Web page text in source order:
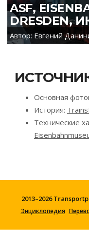
ASF,
DRESDEN,
Автор: Евгений
Основная
История:
Технические
2013–2026
Энциклопедия